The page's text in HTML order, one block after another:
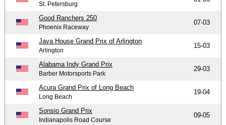
St. Petersburg
Good Ranchers 250
Phoenix Raceway
07-03
Java House Grand Prix of Arlington
Arlington
15-03
Alabama Indy Grand Prix
Barber Motorsports Park
29-03
Acura Grand Prix of Long Beach
Long Beach
19-04
Sonsio Grand Prix
Indianapolis Road Course
09-05